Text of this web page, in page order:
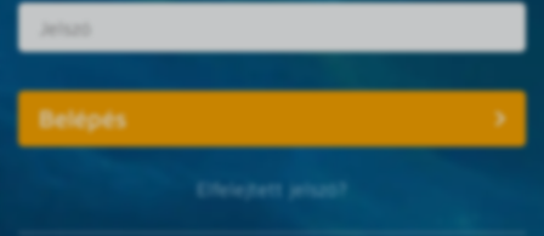
Elfelejtett jelszó?